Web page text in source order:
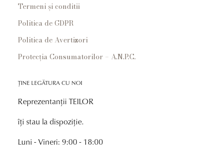
Termeni și conditii
Politica de GDPR
Politica de Avertizori
Protecția Consumatorilor – A.N.P.C.
ȚINE LEGĂTURA CU NOI
Reprezentanții TEILOR
îți stau la dispoziție.
Luni - Vineri: 9:00 - 18:00